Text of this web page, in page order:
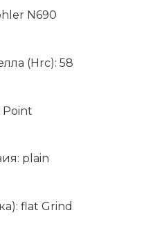
N690
(Hrc): 58
plain
flat Grind